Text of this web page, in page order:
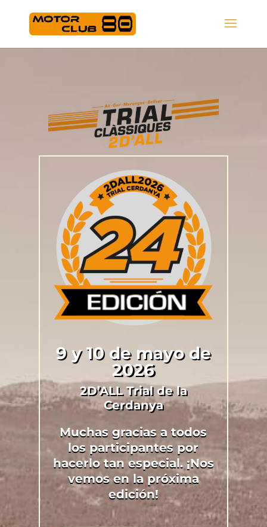
9 y 10 de mayo de
2026
2D’ALL Trial de la
Cerdanya
Muchas gracias a todos
los participantes por
hacerlo tan especial. ¡Nos
vemos en la próxima
edición!